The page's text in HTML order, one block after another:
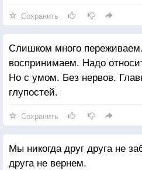
Сохранить
Слишком много
воспринимаем. Надо
Но с умом. Без нервов.
глупостей.
Сохранить
Мы никогда друг друга не
друга не вернем.